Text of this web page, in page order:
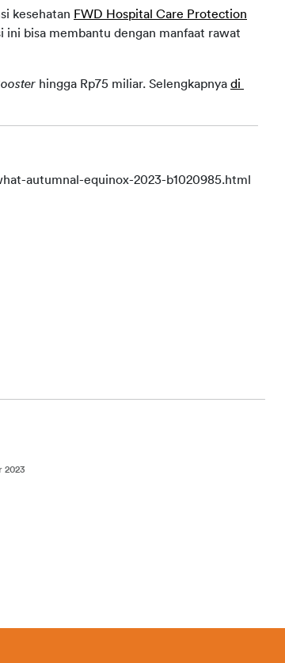
kesehatan FWD Hospital Care Protection
ini bisa membantu dengan manfaat rawat
hingga Rp75 miliar. Selengkapnya di
autumnal-equinox-2023-b1020985.html
2023